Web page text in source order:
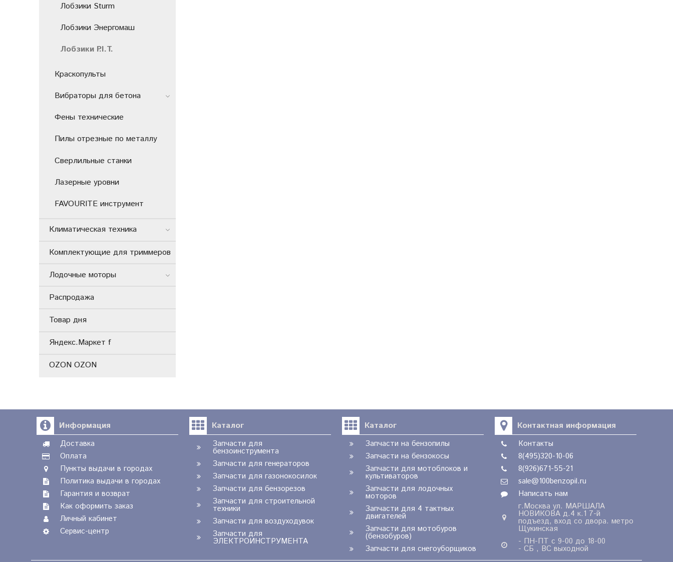
Лобзики Sturm
Лобзики Энергомаш
Лобзики P.I.T.
Краскопульты
Вибраторы для бетона
Фены технические
Пилы отрезные по металлу
Сверлильные станки
Лазерные уровни
FAVOURITE инструмент
Климатическая техника
Комплектующие для триммеров
Лодочные моторы
Распродажа
Товар дня
Яндекс.Маркет f
OZON OZON
Информация
Доставка
Оплата
Пункты выдачи в городах
Политика выдачи в городах
Гарантия и возврат
Как оформить заказ
Личный кабинет
Сервис-центр
Каталог
Запчасти для
бензоинструмента
Запчасти для генераторов
Запчасти для газонокосилок
Запчасти для бензорезов
Запчасти для строительной
техники
Запчасти для воздуходувок
Запчасти для
ЭЛЕКТРОИНСТРУМЕНТА
Каталог
Запчасти на бензопилы
Запчасти на бензокосы
Запчасти для мотоблоков и
культиваторов
Запчасти для лодочных
моторов
Запчасти для 4 тактных
двигателей
Запчасти для мотобуров
(бензобуров)
Запчасти для снегоуборщиков
Контактная информация
Контакты
8(495)320-10-06
8(926)671-55-21
sale@100benzopil.ru
Написать нам
г.Москва ул. МАРШАЛА
НОВИКОВА д.4 к.1 7-й
подъезд, вход со двора. метро
Щукинская
- ПН-ПТ с 9-00 до 18-00
- СБ , ВС выходной